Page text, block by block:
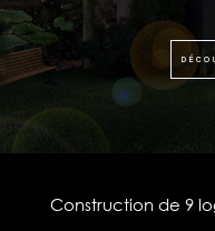
Construction de 9